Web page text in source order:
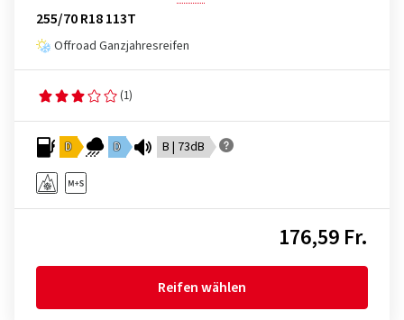
255/70 R18 113T
Offroad Ganzjahresreifen
(1)
D D B | 73dB
176,59 Fr.
Reifen wählen